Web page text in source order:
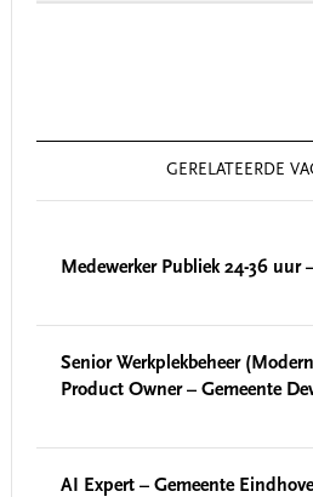
GERELATEERDE
Medewerker Publiek 24-36 uur
Senior Werkplekbeheer
Product Owner – Gemeente
AI Expert – Gemeente